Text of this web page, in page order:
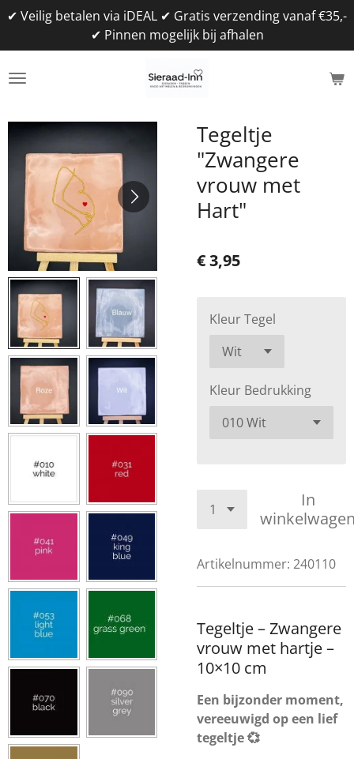
Ga
naar
de
✔ Veilig betalen via iDEAL ✔ Gratis verzending vanaf €35,-
✔ Pinnen mogelijk bij afhalen
Tegeltje
"Zwangere
vrouw met
Hart"
€ 3,95
Kleur Tegel
Kleur Bedrukking
In
Artikelnummer: 240110
Tegeltje – Zwangere
vrouw met hartje –
10×10 cm
Een bijzonder moment,
vereeuwigd op een lief
tegeltje 💞